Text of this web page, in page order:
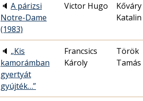
🔈 A párizsi
Notre-Dame
(1983)
Victor Hugo
Kőváry
Katalin
🔈 „Kis
kamorámban
gyertyát
gyújték…”
Francsics
Károly
Török
Tamás